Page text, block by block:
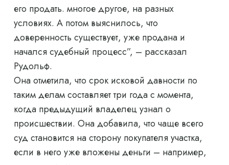
его продать. многое другое, на разных
условиях. А потом выяснилось, что
доверенность существует, уже продана и
начался судебный процесс”, – рассказал
Рудольф.
Она отметила, что срок исковой давности по
таким делам составляет три года с момента,
когда предыдущий владелец узнал о
происшествии. Она добавила, что чаще всего
суд становится на сторону покупателя участка,
если в него уже вложены деньги – например,